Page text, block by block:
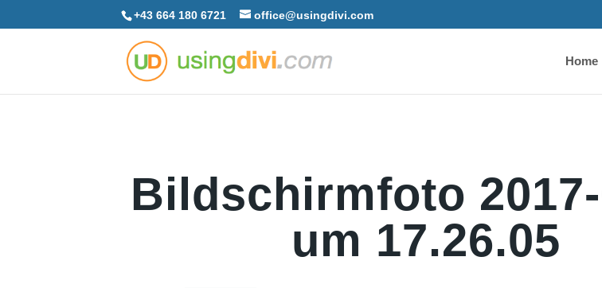
+43 664 180 6721 office@usingdivi.com
Home
Bildschirmfoto
um 17.26.05